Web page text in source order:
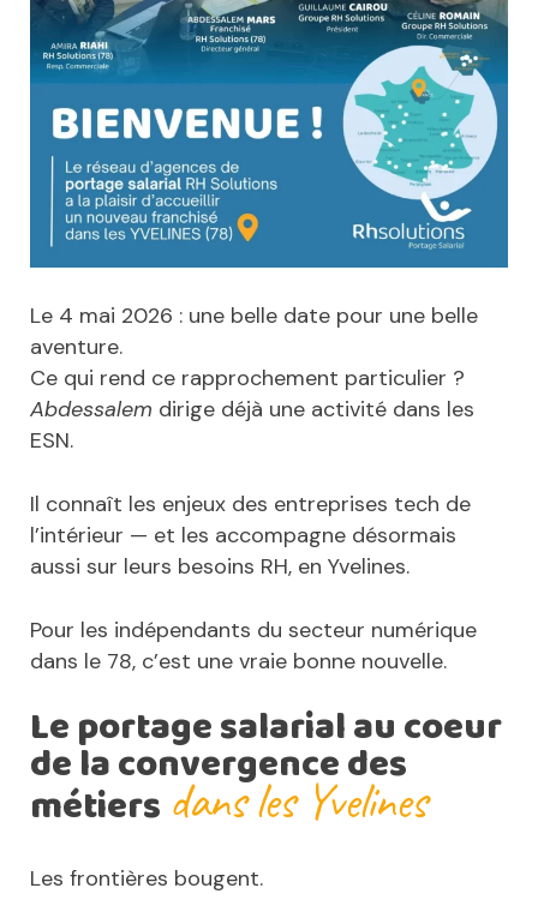
Le 4 mai 2026 : une belle date pour une belle
aventure.
Ce qui rend ce rapprochement particulier ?
Abdessalem dirige déjà une activité dans les
ESN.
Il connaît les enjeux des entreprises tech de
l’intérieur — et les accompagne désormais
aussi sur leurs besoins RH, en Yvelines.
Pour les indépendants du secteur numérique
dans le 78, c’est une vraie bonne nouvelle.
Le portage salarial au coeur
de la convergence des
métiers dans les Yvelines
Les frontières bougent.